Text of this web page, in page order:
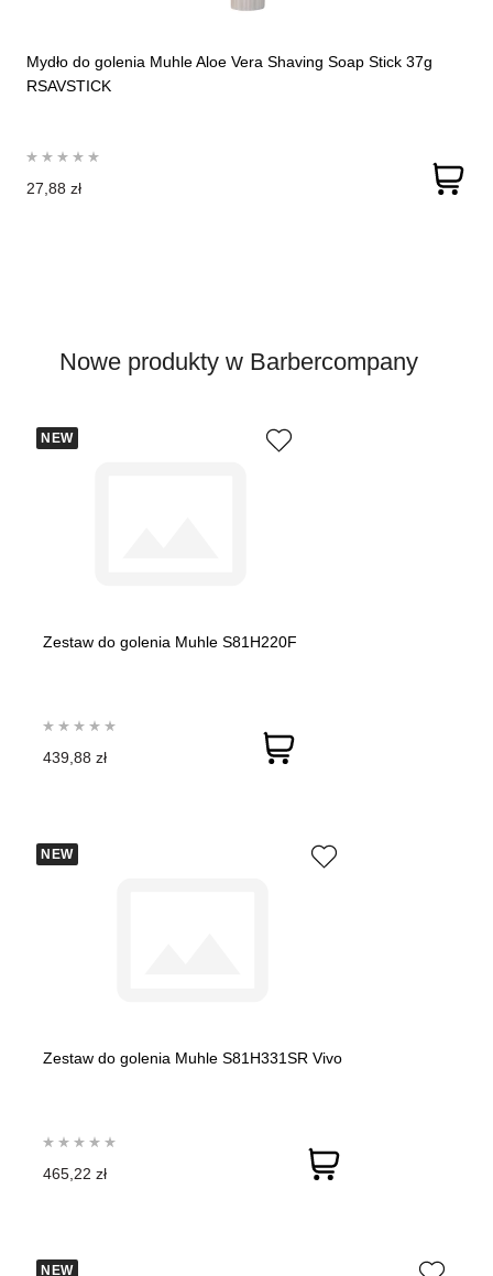
Mydło do golenia Muhle Aloe Vera Shaving Soap Stick 37g
RSAVSTICK
27,88 zł
Nowe produkty w Barbercompany
NEW
Zestaw do golenia Muhle S81H220F
439,88 zł
NEW
Zestaw do golenia Muhle S81H331SR Vivo
465,22 zł
NEW